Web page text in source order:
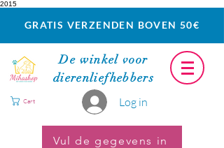
2015
GRATIS VERZENDEN BOVEN 50€
De winkel voor
dierenliefhebbers
Log in
Cart
Vul de gegevens in